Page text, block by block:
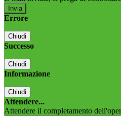
Errore
Chiudi
Successo
Chiudi
Informazione
Chiudi
Attendere...
Attendere il completamento